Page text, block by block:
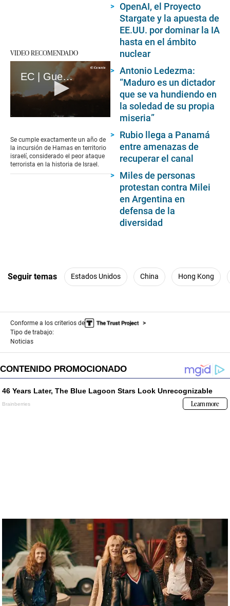
VIDEO RECOMENDADO
EC | Guerra en Gaza: A un año del ataque mortal de Hamás en Israel (loop)
of
17
seconds
Se cumple exactamente un año de
la incursión de Hamas en territorio
israelí, considerado el peor ataque
terrorista en la historia de Israel.
OpenAI, el Proyecto
Stargate y la apuesta de
EE.UU. por dominar la IA
hasta en el ámbito
nuclear
Antonio Ledezma:
“Maduro es un dictador
que se va hundiendo en
la soledad de su propia
miseria”
Rubio llega a Panamá
entre amenazas de
recuperar el canal
Miles de personas
protestan contra Milei
en Argentina en
defensa de la
diversidad
Seguir temas Estados Unidos China Hong Kong
Conforme a los criterios de
Tipo de trabajo:
Noticias